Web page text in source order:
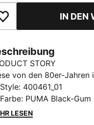
Zu Favoriten hinzufügen
IN DEN
STORY
von den 80er-Jahren
gewisse Etwas. Diese
aus Wildleder und
verbinden Retro-
Style: 400461_01
Farbe: PUMA Black-Gum
LESEN